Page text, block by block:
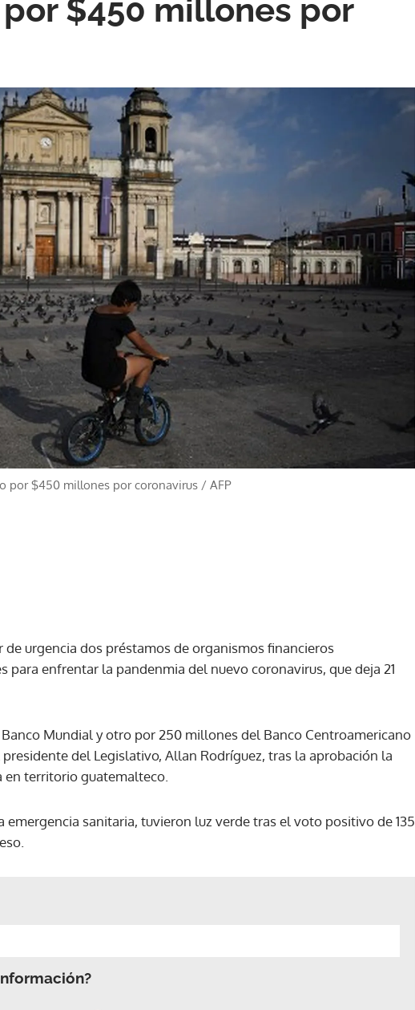
$450 millones por
por $450 millones por coronavirus / AFP
urgencia dos préstamos de organismos financieros
enfrentar la pandenmia del nuevo coronavirus, que deja 21
Mundial y otro por 250 millones del Banco Centroamericano
del Legislativo, Allan Rodríguez, tras la aprobación la
en territorio guatemalteco.
emergencia sanitaria, tuvieron luz verde tras el voto positivo de 135